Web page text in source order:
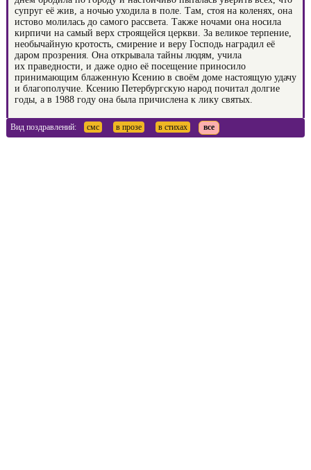
супруг её жив, а ночью уходила в поле. Там, стоя на коленях, она
истово молилась до самого рассвета. Также ночами она носила
кирпичи на самый верх строящейся церкви. За великое терпение,
необычайную кротость, смирение и веру Господь наградил её
даром прозрения. Она открывала тайны людям, учила
их праведности, и даже одно её посещение приносило
принимающим блаженную Ксению в своём доме настоящую удачу
и благополучие. Ксению Петербургскую народ почитал долгие
годы, а в 1988 году она была причислена к лику святых.
Вид поздравлений: смс в прозе в стихах все